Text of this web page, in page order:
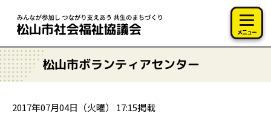
メニュー
松山市ボランティアセンター
2017年07月04日（火曜） 17:15掲載